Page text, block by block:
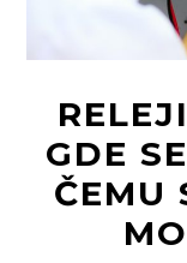
GDE
ČEMU